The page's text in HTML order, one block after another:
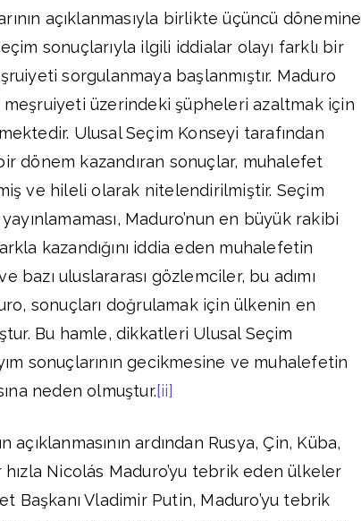
açıklanmasıyla birlikte üçüncü dönemine
sonuçlarıyla ilgili iddialar olayı farklı bir
sorgulanmaya başlanmıştır. Maduro
meşruiyeti üzerindeki şüpheleri azaltmak için
Ulusal Seçim Konseyi tarafından
dönem kazandıran sonuçlar, muhalefet
ve hileli olarak nitelendirilmiştir. Seçim
Maduro’nun en büyük rakibi
kazandığını iddia eden muhalefetin
bazı uluslararası gözlemciler, bu adımı
sonuçları doğrulamak için ülkenin en
Bu hamle, dikkatleri Ulusal Seçim
sonuçlarının gecikmesine ve muhalefetin
neden olmuştur.[ii]
açıklanmasının ardından Rusya, Çin, Küba,
Nicolás Maduro’yu tebrik eden ülkeler
Başkanı Vladimir Putin, Maduro’yu tebrik